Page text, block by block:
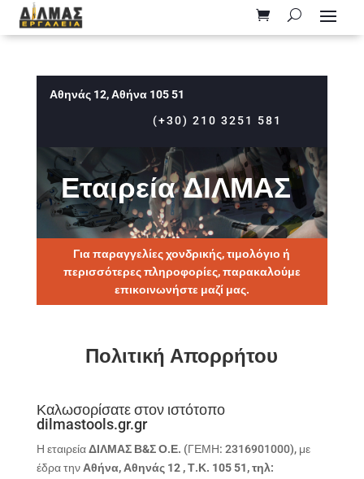
Αθηνάς 12, Αθήνα 105 51
(+30) 210 3251 581
Εταιρεία ΔΙΛΜΑΣ
Για παραγγελίες χονδρικής, τιμολόγιο ή
περισσότερες πληροφορίες, παρακαλούμε
επικοινωνήστε μαζί μας.
Πολιτική Απορρήτου
Καλωσορίσατε στον ιστότοπο
dilmastools.gr.gr
Η εταιρείαΔΙΛΜΑΣ Β&Σ Ο.Ε. (ΓΕΜΗ: 2316901000), με
έδρα τηνΑθήνα, Αθηνάς 12 , Τ.Κ. 105 51, τηλ: